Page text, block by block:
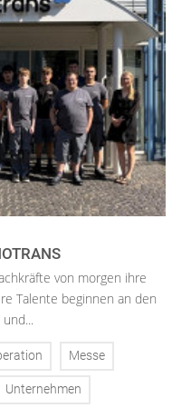
von morgen ihre
Talente beginnen an den
Messe
Unternehmen